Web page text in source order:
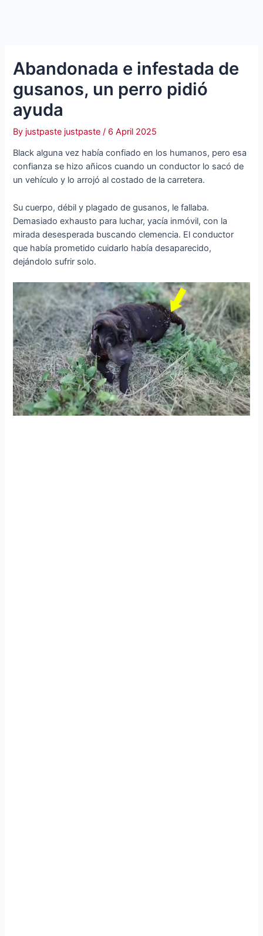
Abandonada e infestada de
gusanos, un perro pidió
ayuda
By justpaste justpaste/ 6 April 2025
Black alguna vez había confiado en los humanos, pero esa
confianza se hizo añicos cuando un conductor lo sacó de
un vehículo y lo arrojó al costado de la carretera.
Su cuerpo, débil y plagado de gusanos, le fallaba.
Demasiado exhausto para luchar, yacía inmóvil, con la
mirada desesperada buscando clemencia. El conductor
que había prometido cuidarlo había desaparecido,
dejándolo sufrir solo.